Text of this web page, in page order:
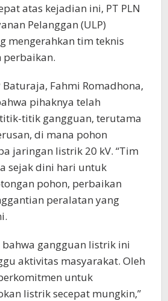
atas kejadian ini, PT PLN
Pelanggan (ULP)
mengerahkan tim teknis
perbaikan.
Baturaja, Fahmi Romadhona,
pihaknya telah
titik gangguan, terutama
di mana pohon
jaringan listrik 20 kV. “Tim
sejak dini hari untuk
pohon, perbaikan
peralatan yang
bahwa gangguan listrik ini
aktivitas masyarakat. Oleh
untuk
listrik secepat mungkin,”